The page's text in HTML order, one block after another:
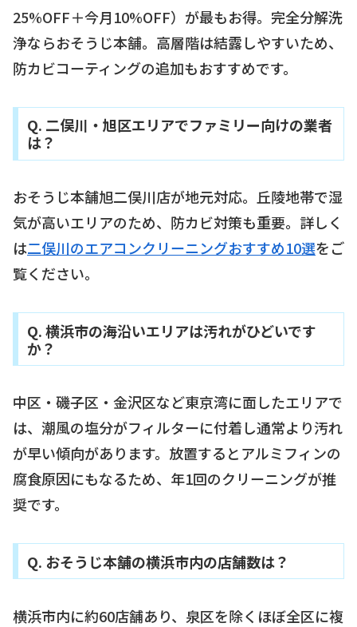
25%OFF＋今月10%OFF）が最もお得。完全分解洗
浄ならおそうじ本舗。高層階は結露しやすいため、
防カビコーティングの追加もおすすめです。
Q. 二俣川・旭区エリアでファミリー向けの業者
は？
おそうじ本舗旭二俣川店が地元対応。丘陵地帯で湿
気が高いエリアのため、防カビ対策も重要。詳しく
は二俣川のエアコンクリーニングおすすめ10選をご
覧ください。
Q. 横浜市の海沿いエリアは汚れがひどいです
か？
中区・磯子区・金沢区など東京湾に面したエリアで
は、潮風の塩分がフィルターに付着し通常より汚れ
が早い傾向があります。放置するとアルミフィンの
腐食原因にもなるため、年1回のクリーニングが推
奨です。
Q. おそうじ本舗の横浜市内の店舗数は？
横浜市内に約60店舗あり、泉区を除くほぼ全区に複